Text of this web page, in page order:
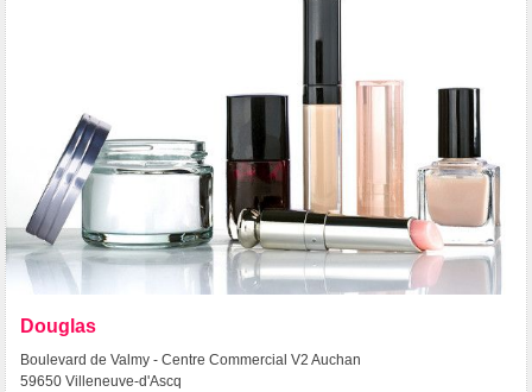
Douglas
Boulevard de Valmy - Centre Commercial V2 Auchan
59650 Villeneuve-d'Ascq